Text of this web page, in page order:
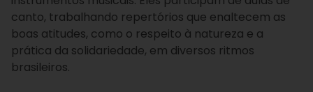
canto, trabalhando repertórios que enaltecem as
boas atitudes, como o respeito à natureza e a
prática da solidariedade, em diversos ritmos
brasileiros.